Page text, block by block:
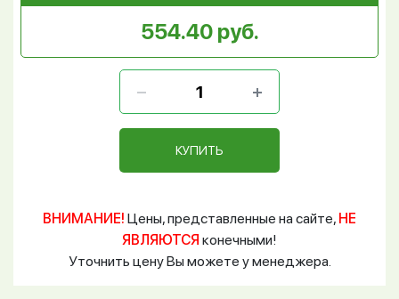
554.40 руб.
КУПИТЬ
ВНИМАНИЕ! Цены, представленные на сайте, НЕ
ЯВЛЯЮТСЯ конечными!
Уточнить цену Вы можете у менеджера.